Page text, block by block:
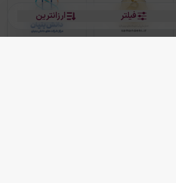
ارزانترین فیلتر